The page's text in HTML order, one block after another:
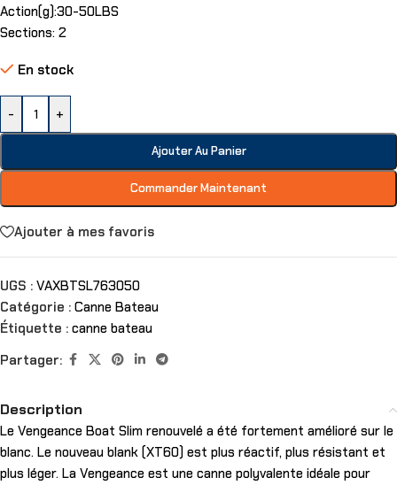
Action(g):30-50LBS
Sections: 2
En stock
- +
Ajouter Au Panier
Commander Maintenant
Ajouter à mes favoris
UGS : VAXBTSL763050
Catégorie : Canne Bateau
Étiquette : canne bateau
Partager:
Description
Le Vengeance Boat Slim renouvelé a été fortement amélioré sur le
blanc. Le nouveau blank (XT60) est plus réactif, plus résistant et
plus léger. La Vengeance est une canne polyvalente idéale pour